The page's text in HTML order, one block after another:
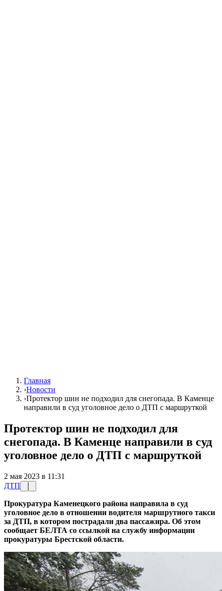
Главная
›Новости
›Протектор шин не подходил для снегопада. В Каменце
направили в суд уголовное дело о ДТП с маршруткой
Протектор шин не подходил для
снегопада. В Каменце направили в суд
уголовное дело о ДТП с маршруткой
2 мая 2023 в 11:31
ДТП
Прокуратура Каменецкого района направила в суд
уголовное дело в отношении водителя маршрутного такси
за ДТП, в котором пострадали два пассажира. Об этом
сообщает БЕЛТА со ссылкой на службу информации
прокуратуры Брестской области.